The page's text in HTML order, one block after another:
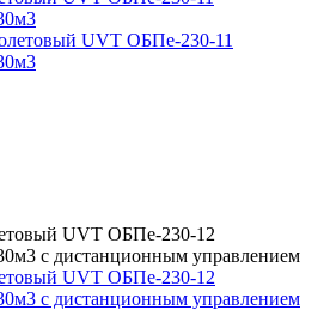
UVT ОБПе-230-12
с дистанционным управлением
UVT ОБПе-230-12
с дистанционным управлением